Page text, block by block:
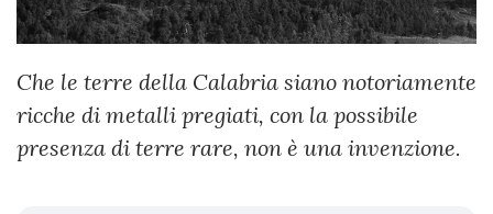
Che le terre della Calabria siano notoriamente
ricche di metalli pregiati, con la possibile
presenza di terre rare, non è una invenzione.